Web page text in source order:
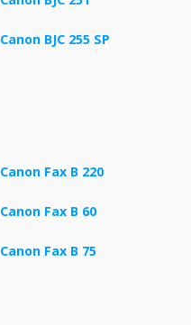
Canon BJC 255 SP
Canon Fax B 220
Canon Fax B 60
Canon Fax B 75